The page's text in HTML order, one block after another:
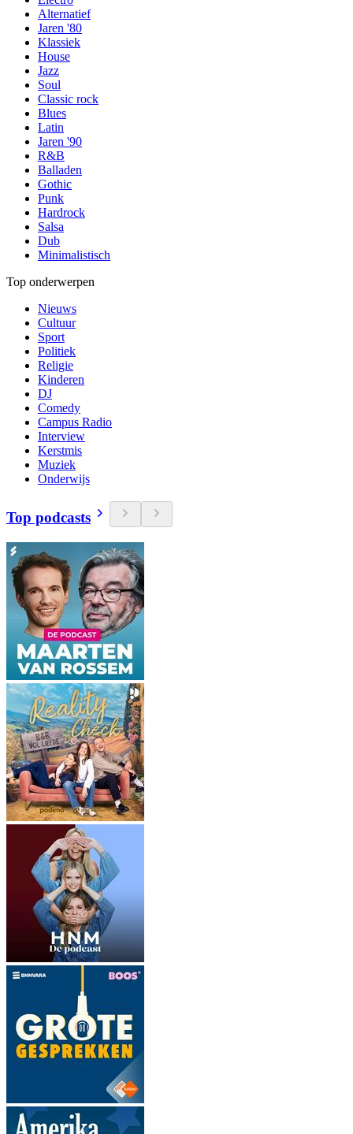
Alternatief
Jaren '80
Klassiek
House
Jazz
Soul
Classic rock
Blues
Latin
Jaren '90
R&B
Balladen
Gothic
Punk
Hardrock
Salsa
Dub
Minimalistisch
Top onderwerpen
Nieuws
Cultuur
Sport
Politiek
Religie
Kinderen
DJ
Comedy
Campus Radio
Interview
Kerstmis
Muziek
Onderwijs
Top podcasts